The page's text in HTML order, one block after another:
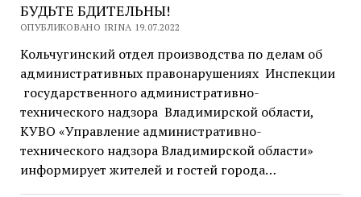
БУДЬТЕ БДИТЕЛЬНЫ!
ОПУБЛИКОВАНО IRINA 19.07.2022
Кольчугинский отдел производства по делам об
административных правонарушениях Инспекции
государственного административно-
технического надзора Владимирской области,
КУВО «Управление административно-
технического надзора Владимирской области»
информирует жителей и гостей города…